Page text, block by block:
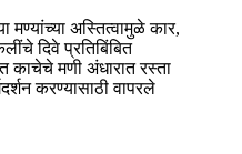
मण्यांच्या अस्तित्वामुळे कार,
दिवे प्रतिबिंबित
काचेचे मणी अंधारात रस्ता
करण्यासाठी वापरले